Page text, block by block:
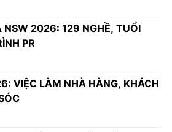
NSW 2026: 129 NGHỀ, TUỔI
PR
VIỆC LÀM NHÀ HÀNG, KHÁCH